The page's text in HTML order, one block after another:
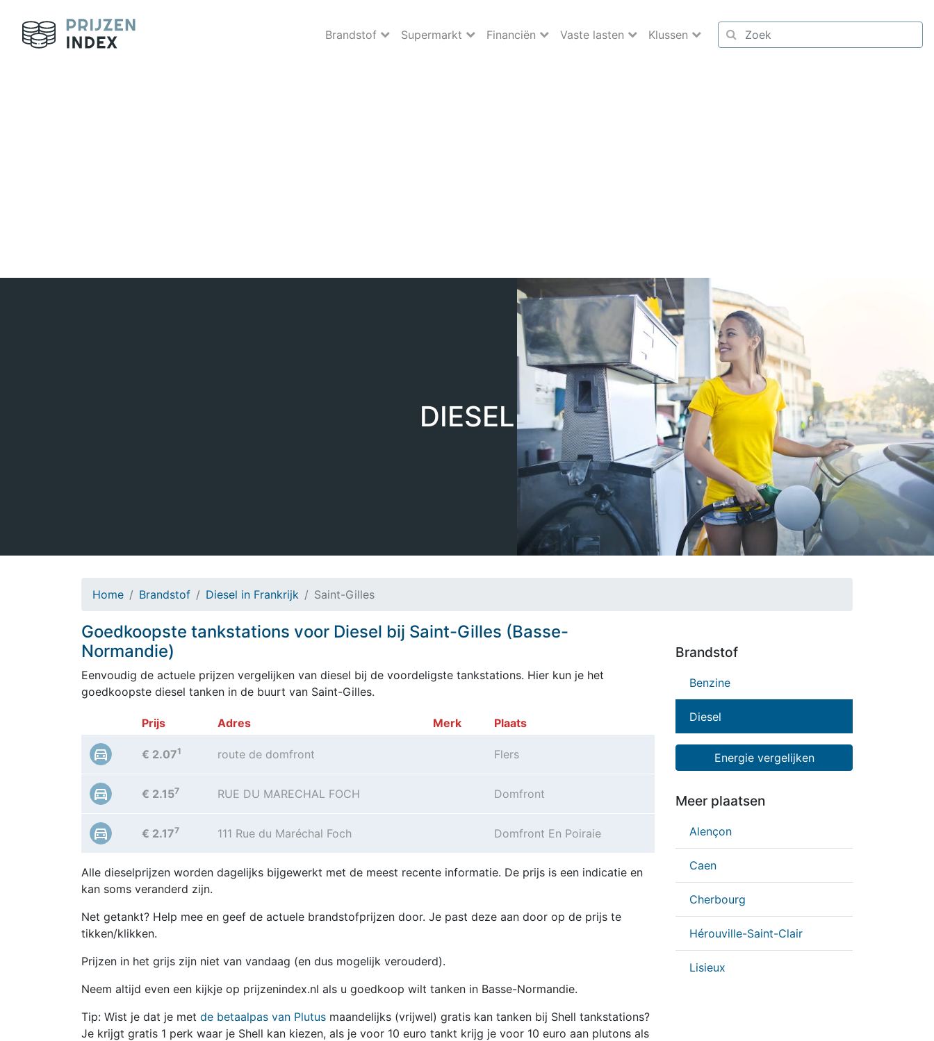
Brandstof Supermarkt Financiën Vaste lasten Klussen
DIESEL
Home Brandstof Diesel in Frankrijk Saint-Gilles
Goedkoopste tankstations voor Diesel bij Saint-Gilles (Basse-
Normandie)
Eenvoudig de actuele prijzen vergelijken van diesel bij de voordeligste tankstations. Hier kun je het
goedkoopste diesel tanken in de buurt van Saint-Gilles.
Prijs Adres Merk Plaats
€ 2.071 route de domfront Flers
€ 2.157 RUE DU MARECHAL FOCH Domfront
€ 2.177 111 Rue du Maréchal Foch Domfront En Poiraie
Alle dieselprijzen worden dagelijks bijgewerkt met de meest recente informatie. De prijs is een indicatie en
kan soms veranderd zijn.
Net getankt? Help mee en geef de actuele brandstofprijzen door. Je past deze aan door op de prijs te
tikken/klikken.
Prijzen in het grijs zijn niet van vandaag (en dus mogelijk verouderd).
Neem altijd even een kijkje op prijzenindex.nl als u goedkoop wilt tanken in Basse-Normandie.
Tip: Wist je dat je met de betaalpas van Plutus maandelijks (vrijwel) gratis kan tanken bij Shell tankstations?
Je krijgt gratis 1 perk waar je Shell kan kiezen, als je voor 10 euro tankt krijg je voor 10 euro aan plutons als
Brandstof
Benzine
Diesel
Energie vergelijken
Meer plaatsen
Alençon
Caen
Cherbourg
Hérouville-Saint-Clair
Lisieux